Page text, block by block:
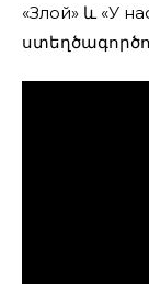
«Злой» և «У